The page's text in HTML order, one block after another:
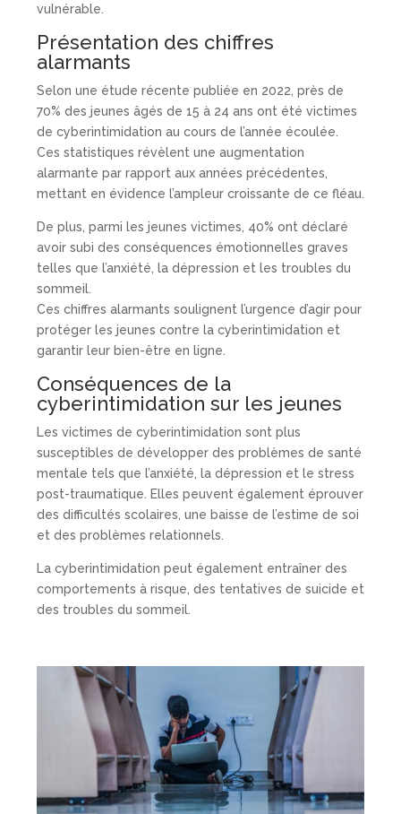
vulnérable.
Présentation des chiffres
alarmants
Selon une étude récente publiée en 2022, près de
70% des jeunes âgés de 15 à 24 ans ont été victimes
de cyberintimidation au cours de l’année écoulée.
Ces statistiques révèlent une augmentation
alarmante par rapport aux années précédentes,
mettant en évidence l’ampleur croissante de ce fléau.
De plus, parmi les jeunes victimes, 40% ont déclaré
avoir subi des conséquences émotionnelles graves
telles que l’anxiété, la dépression et les troubles du
sommeil.
Ces chiffres alarmants soulignent l’urgence d’agir pour
protéger les jeunes contre la cyberintimidation et
garantir leur bien-être en ligne.
Conséquences de la
cyberintimidation sur les jeunes
Les victimes de cyberintimidation sont plus
susceptibles de développer des problèmes de santé
mentale tels que l’anxiété, la dépression et le stress
post-traumatique. Elles peuvent également éprouver
des difficultés scolaires, une baisse de l’estime de soi
et des problèmes relationnels.
La cyberintimidation peut également entraîner des
comportements à risque, des tentatives de suicide et
des troubles du sommeil.